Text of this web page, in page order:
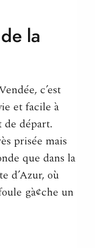
la
c’est
et facile à
départ.
prisée mais
que dans la
d’Azur, où
gà¢che un